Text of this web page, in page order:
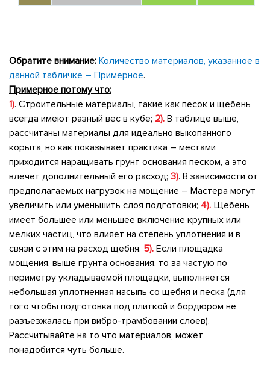
Обратите внимание: Количество материалов, указанное в
данной табличке – Примерное.
Примерное потому что:
1). Строительные материалы, такие как песок и щебень
всегда имеют разный вес в кубе; 2). В таблице выше,
рассчитаны материалы для идеально выкопанного
корыта, но как показывает практика – местами
приходится наращивать грунт основания песком, а это
влечет дополнительный его расход; 3). В зависимости от
предполагаемых нагрузок на мощение – Мастера могут
увеличить или уменьшить слоя подготовки; 4). Щебень
имеет большее или меньшее включение крупных или
мелких частиц, что влияет на степень уплотнения и в
связи с этим на расход щебня. 5). Если площадка
мощения, выше грунта основания, то за частую по
периметру укладываемой площадки, выполняется
небольшая уплотненная насыпь со щебня и песка (для
того чтобы подготовка под плиткой и бордюром не
разъезжалась при вибро-трамбовании слоев).
Рассчитывайте на то что материалов, может
понадобится чуть больше.